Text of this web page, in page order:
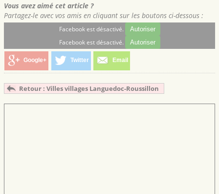
Vous avez aimé cet article ?
Partagez-le avec vos amis en cliquant sur les boutons ci-dessous :
Facebook est désactivé. Autoriser
Facebook est désactivé. Autoriser
Google+ Twitter Email
Retour : Villes villages Languedoc-Roussillon